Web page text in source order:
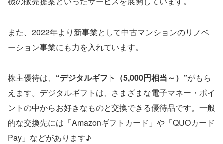
また、2022年より新事業として中古マンションのリノベ
ーション事業にも力を入れています。
株主優待は、 “デジタルギフト（5,000円相当～）”がもら
えます。デジタルギフトは、さまざまな電子マネー・ポイ
ントの中からお好きなものと交換できる優待品です。一般
的な交換先には「Amazonギフトカード」や「QUOカード
Pay」などがあります♪